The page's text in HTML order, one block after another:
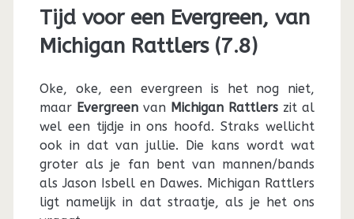
Tijd voor een Evergreen, van
Michigan Rattlers (7.8)
Oke, oke, een evergreen is het nog niet,
maar Evergreenvan Michigan Rattlers zit al
wel een tijdje in ons hoofd. Straks wellicht
ook in dat van jullie. Die kans wordt wat
groter als je fan bent van mannen/bands
als Jason Isbell en Dawes. Michigan Rattlers
ligt namelijk in dat straatje, als je het ons